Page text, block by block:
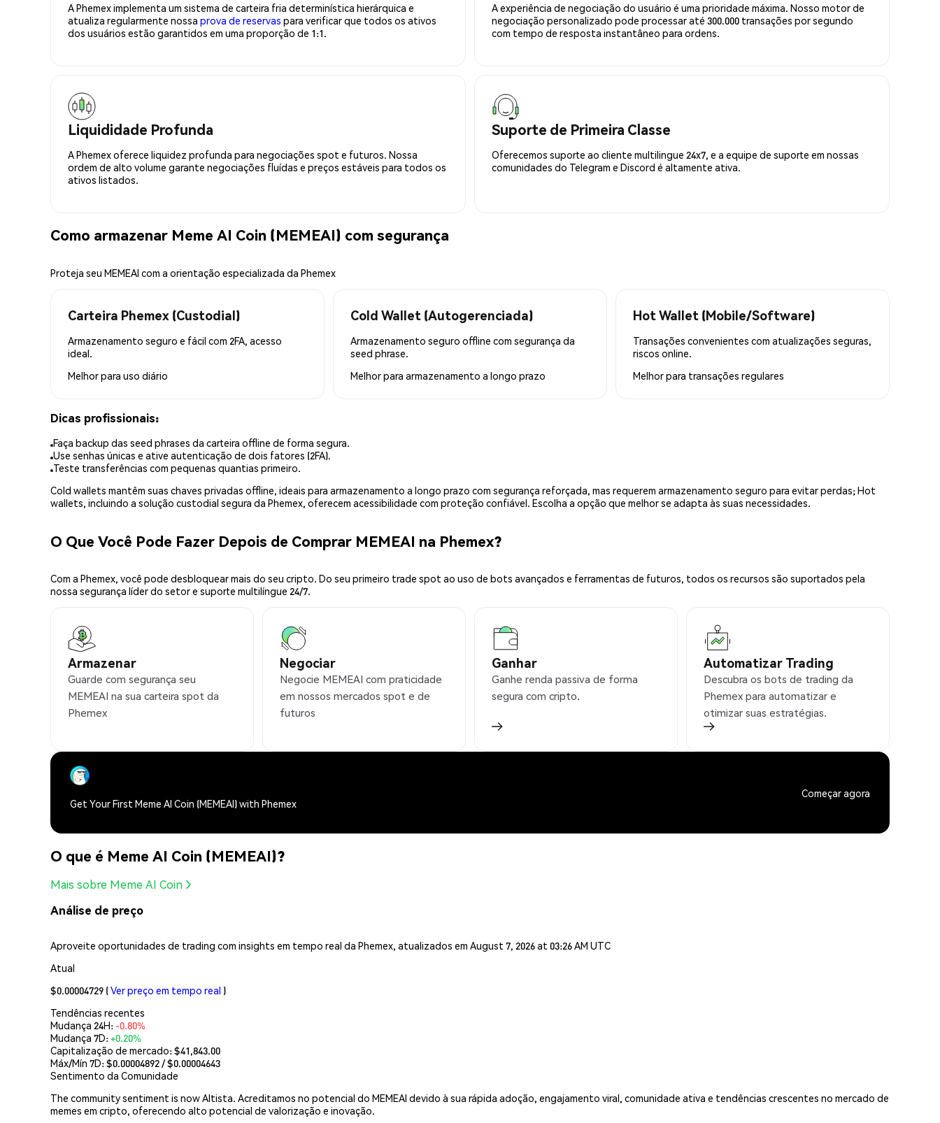
A Phemex implementa um sistema de carteira fria determinística hierárquica e
atualiza regularmente nossa prova de reservas para verificar que todos os ativos
dos usuários estão garantidos em uma proporção de 1:1.
A experiência de negociação do usuário é uma prioridade máxima. Nosso motor de
negociação personalizado pode processar até 300.000 transações por segundo
com tempo de resposta instantâneo para ordens.
Liquididade Profunda
A Phemex oferece liquidez profunda para negociações spot e futuros. Nossa
ordem de alto volume garante negociações fluídas e preços estáveis para todos os
ativos listados.
Suporte de Primeira Classe
Oferecemos suporte ao cliente multilingue 24x7, e a equipe de suporte em nossas
comunidades do Telegram e Discord é altamente ativa.
Como armazenar Meme AI Coin (MEMEAI) com segurança
Proteja seu MEMEAI com a orientação especializada da Phemex
Carteira Phemex (Custodial)
Armazenamento seguro e fácil com 2FA, acesso
ideal.
Melhor para uso diário
Cold Wallet (Autogerenciada)
Armazenamento seguro offline com segurança da
seed phrase.
Melhor para armazenamento a longo prazo
Hot Wallet (Mobile/Software)
Transações convenientes com atualizações seguras,
riscos online.
Melhor para transações regulares
Dicas profissionais:
Faça backup das seed phrases da carteira offline de forma segura.
Use senhas únicas e ative autenticação de dois fatores (2FA).
Teste transferências com pequenas quantias primeiro.
Cold wallets mantêm suas chaves privadas offline, ideais para armazenamento a longo prazo com segurança reforçada, mas requerem armazenamento seguro para evitar perdas; Hot
wallets, incluindo a solução custodial segura da Phemex, oferecem acessibilidade com proteção confiável. Escolha a opção que melhor se adapta às suas necessidades.
O Que Você Pode Fazer Depois de Comprar MEMEAI na Phemex?
Com a Phemex, você pode desbloquear mais do seu cripto. Do seu primeiro trade spot ao uso de bots avançados e ferramentas de futuros, todos os recursos são suportados pela
nossa segurança líder do setor e suporte multilíngue 24/7.
Armazenar
Guarde com segurança seu
MEMEAI na sua carteira spot da
Phemex
Negociar
Negocie MEMEAI com praticidade
em nossos mercados spot e de
futuros
Ganhar
Ganhe renda passiva de forma
segura com cripto.
Automatizar Trading
Descubra os bots de trading da
Phemex para automatizar e
otimizar suas estratégias.
Get Your First Meme AI Coin (MEMEAI) with Phemex
Começar agora
O que é Meme AI Coin (MEMEAI)?
Mais sobre Meme AI Coin
Análise de preço
Aproveite oportunidades de trading com insights em tempo real da Phemex, atualizados em August 7, 2026 at 03:26 AM UTC
Atual
$0.00004729 (Ver preço em tempo real )
Tendências recentes
Mudança 24H: -0.80%
Mudança 7D:+0.20%
Capitalização de mercado:$41,843.00
Máx/Mín 7D: $0.00004892/ $0.00004643
Sentimento da Comunidade
The community sentiment is now Altista. Acreditamos no potencial do MEMEAI devido à sua rápida adoção, engajamento viral, comunidade ativa e tendências crescentes no mercado de
memes em cripto, oferecendo alto potencial de valorização e inovação.